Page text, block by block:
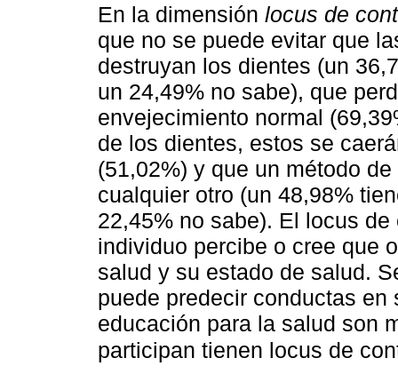
En la dimensión locus de
que no se puede evitar que
destruyan los dientes (un
un 24,49% no sabe), que
envejecimiento normal
de los dientes, estos se
(51,02%) y que un método
cualquier otro (un 48,98%
22,45% no sabe). El locus
individuo percibe o cree que
salud y su estado de salud.
puede predecir conductas
educación para la salud son
participan tienen locus de